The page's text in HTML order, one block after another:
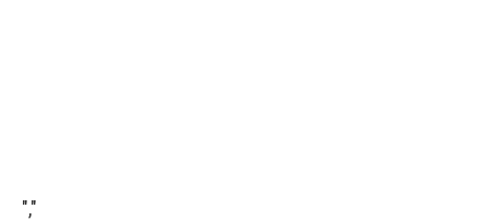
","